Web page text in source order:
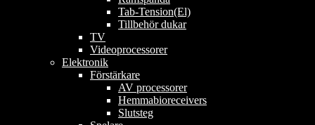
Tab-Tension(El)
Tillbehör dukar
TV
Videoprocessorer
Elektronik
Förstärkare
AV processorer
Hemmabioreceivers
Slutsteg